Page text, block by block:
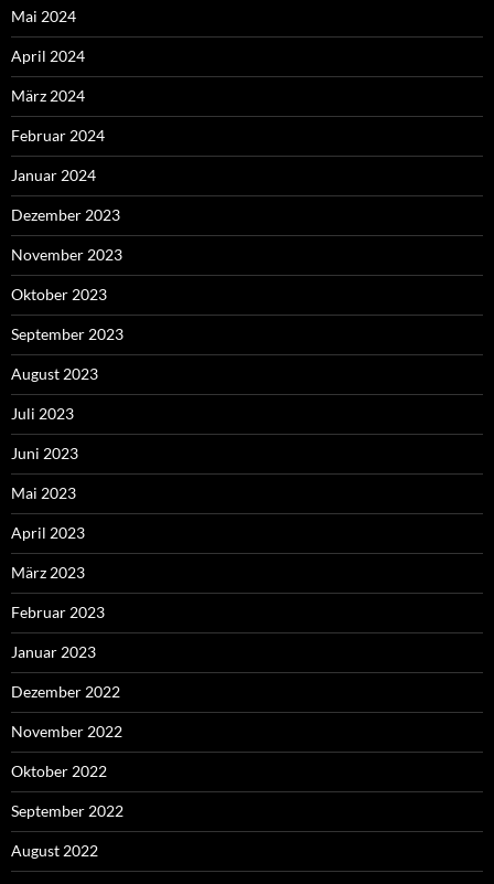
Mai 2024
April 2024
März 2024
Februar 2024
Januar 2024
Dezember 2023
November 2023
Oktober 2023
September 2023
August 2023
Juli 2023
Juni 2023
Mai 2023
April 2023
März 2023
Februar 2023
Januar 2023
Dezember 2022
November 2022
Oktober 2022
September 2022
August 2022